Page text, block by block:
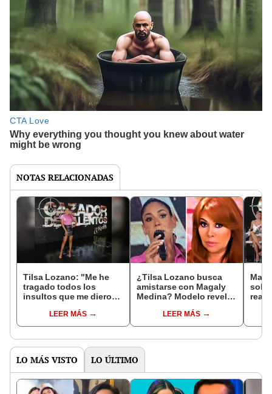
NOTAS RELACIONADAS
Tilsa Lozano: "Me he
tragado todos los
insultos que me dieron
LEER MÁS
¿Tilsa Lozano busca
amistarse con Magaly
Medina? Modelo reveló
LEER MÁS
LO MÁS VISTO LO ÚLTIMO